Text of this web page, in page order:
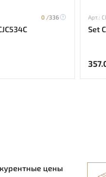
0 /336 Арт.:
Set
цены